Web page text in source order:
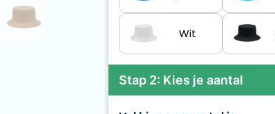
Wit
Stap 2: Kies je aantal